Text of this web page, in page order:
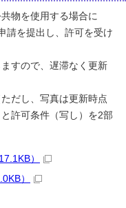
物を使用する場合に
請を提出し、許可を受け
すので、遅滞なく更新
だし、写真は更新時点
許可条件（写し）を2部
）
）